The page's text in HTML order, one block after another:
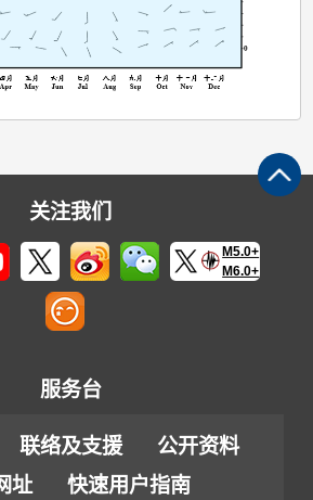
关注我们
M5.0+
M6.0+
服务台
联络及支援
公开资料
址
快速用户指南